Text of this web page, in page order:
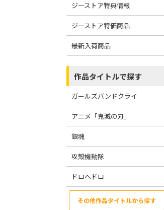
ジーストア特典情報
ジーストア特価商品
最新入荷商品
作品タイトルで探す
ガールズバンドクライ
アニメ「鬼滅の刃」
銀魂
攻殻機動隊
ドロヘドロ
その他作品タイトルから探す